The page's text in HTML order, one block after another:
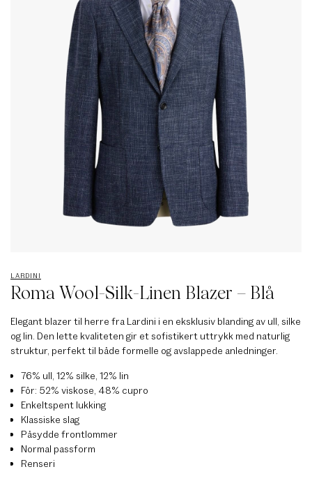
LARDINI
Roma Wool-Silk-Linen Blazer – Blå
Elegant blazer til herre fra Lardini i en eksklusiv blanding av ull, silke
og lin. Den lette kvaliteten gir et sofistikert uttrykk med naturlig
struktur, perfekt til både formelle og avslappede anledninger.
76% ull, 12% silke, 12% lin
Fôr: 52% viskose, 48% cupro
Enkeltspent lukking
Klassiske slag
Påsydde frontlommer
Normal passform
Renseri